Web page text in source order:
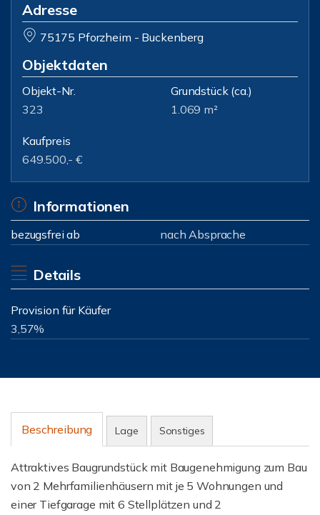
Adresse
75175 Pforzheim - Buckenberg
Objektdaten
Objekt-Nr.
323
Grundstück(ca.)
1.069 m²
Kaufpreis
649.500,- €
Informationen
bezugsfrei ab nach Absprache
Details
Provision für Käufer
3,57%
Beschreibung Lage Sonstiges
Attraktives Baugrundstück mit Baugenehmigung zum Bau
von 2 Mehrfamilienhäusern mit je 5 Wohnungen und
einer Tiefgarage mit 6 Stellplätzen und 2